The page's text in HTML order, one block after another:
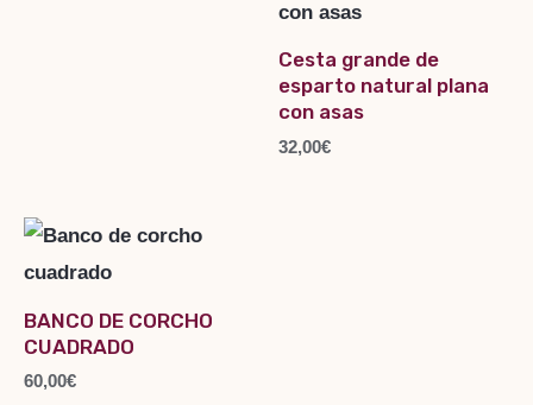
Cesta grande de
esparto natural plana
con asas
32,00€
BANCO DE CORCHO
CUADRADO
60,00€